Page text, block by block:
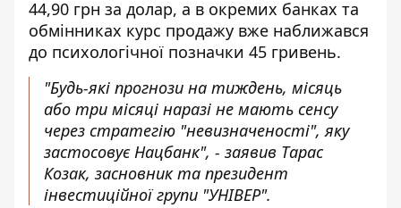
44,90 грн за долар, а в окремих банках та
обмінниках курс продажу вже наближався
до психологічної позначки 45 гривень.
"Будь-які прогнози на тиждень, місяць
або три місяці наразі не мають сенсу
через стратегію "невизначеності", яку
застосовує Нацбанк", - заявив Тарас
Козак, засновник та президент
інвестиційної групи "УНІВЕР".